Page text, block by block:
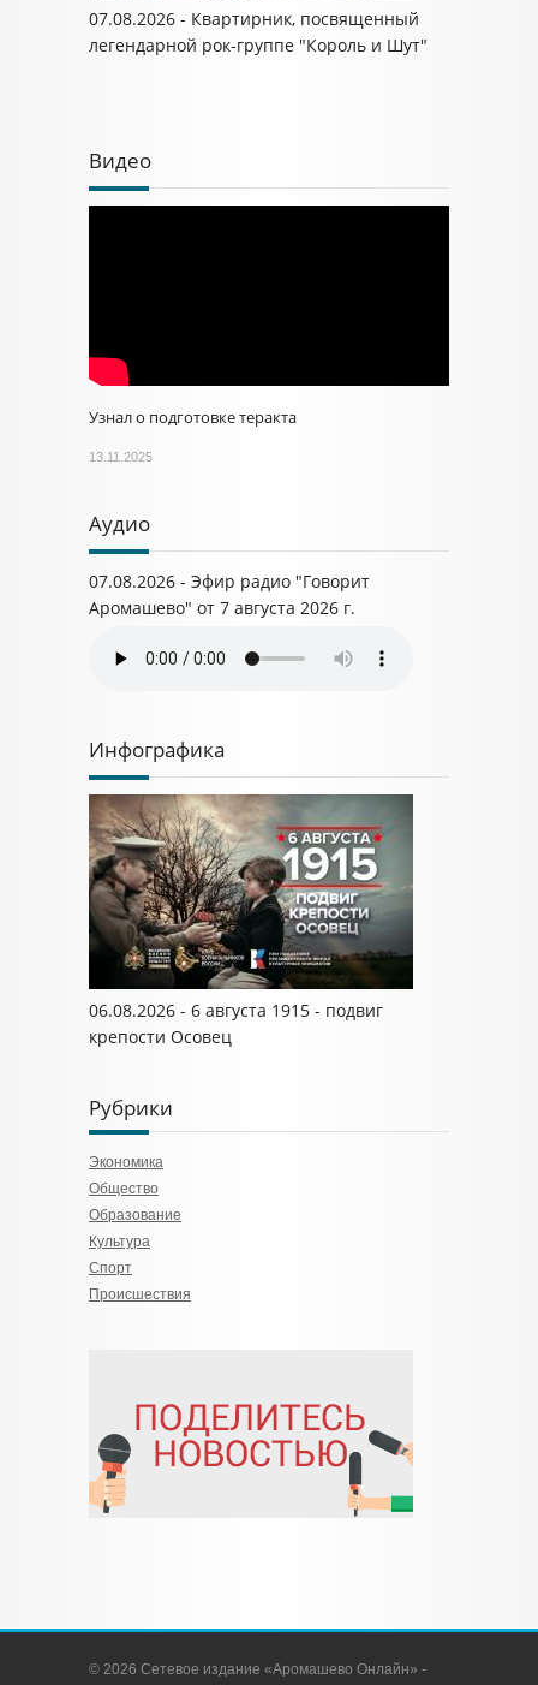
07.08.2026 - Квартирник, посвященный
легендарной рок-группе "Король и Шут"
Видео
Узнал о подготовке теракта
13.11.2025
Аудио
07.08.2026 - Эфир радио "Говорит
Аромашево" от 7 августа 2026 г.
Инфографика
06.08.2026 - 6 августа 1915 - подвиг
крепости Осовец
Рубрики
Экономика
Общество
Образование
Культура
Спорт
Происшествия
© 2026 Сетевое издание «Аромашево Онлайн» -